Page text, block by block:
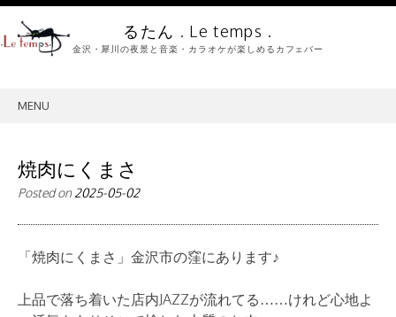
るたん . Le temps .
金沢・犀川の夜景と音楽・カラオケが楽しめるカフェバー
MENU
焼肉にくまさ
Posted on2025-05-02
「焼肉にくまさ」金沢市の窪にあります♪
上品で落ち着いた店内JAZZが流れてる……けれど心地よ